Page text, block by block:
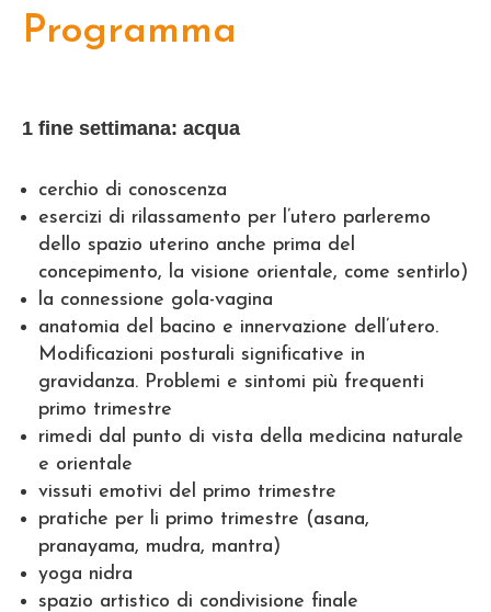
Programma
1 fine settimana: acqua
cerchio di conoscenza
esercizi di rilassamento per l’utero parleremo
dello spazio uterino anche prima del
concepimento, la visione orientale, come sentirlo)
la connessione gola-vagina
anatomia del bacino e innervazione dell’utero.
Modificazioni posturali significative in
gravidanza. Problemi e sintomi più frequenti
primo trimestre
rimedi dal punto di vista della medicina naturale
e orientale
vissuti emotivi del primo trimestre
pratiche per li primo trimestre (asana,
pranayama, mudra, mantra)
yoga nidra
spazio artistico di condivisione finale